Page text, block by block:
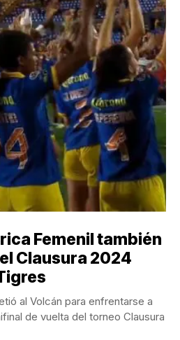
Femenil también
Clausura 2024
al Volcán para enfrentarse a
de vuelta del torneo Clausura